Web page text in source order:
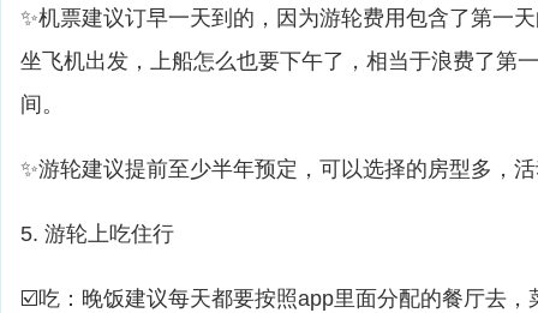
✨机票建议订早一天到的，因为游轮费用包含了第一
坐飞机出发，上船怎么也要下午了，相当于浪费了第
间。
✨游轮建议提前至少半年预定，可以选择的房型多，
5. 游轮上吃住行
☑️吃：晚饭建议每天都要按照app里面分配的餐厅去，